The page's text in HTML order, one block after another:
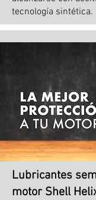
tecnología sintética.
Lubricantes
motor Shell